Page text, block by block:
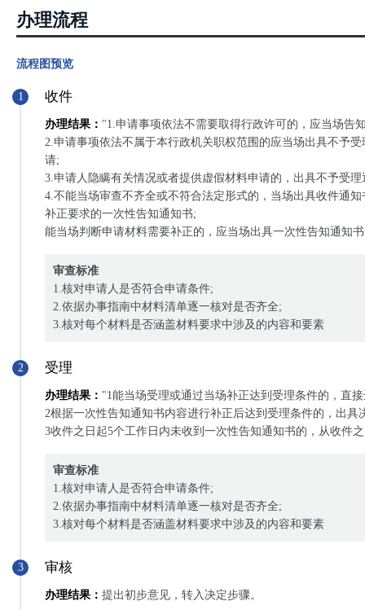
办理流程
流程图预览
1 收件
办理结果： "1.申请事项依法不需要取得行政许可的，应当场告
2.申请事项依法不属于本行政机关职权范围的应当场出具不予
请;
3.申请人隐瞒有关情况或者提供虚假材料申请的，出具不予受理
4.不能当场审查不齐全或不符合法定形式的，当场出具收件通
补正要求的一次性告知通知书;
能当场判断申请材料需要补正的，应当场出具一次性告知通知
审查标准
1.核对申请人是否符合申请条件;
2.依据办事指南中材料清单逐一核对是否齐全;
3.核对每个材料是否涵盖材料要求中涉及的内容和要素
2 受理
办理结果： "1能当场受理或通过当场补正达到受理条件的，直
2根据一次性告知通知书内容进行补正后达到受理条件的，出具
3收件之日起5个工作日内未收到一次性告知通知书的，从收件
审查标准
1.核对申请人是否符合申请条件;
2.依据办事指南中材料清单逐一核对是否齐全;
3.核对每个材料是否涵盖材料要求中涉及的内容和要素
3 审核
办理结果： 提出初步意见，转入决定步骤。